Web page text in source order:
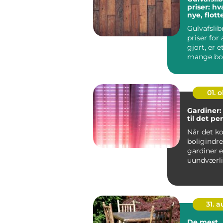
priser:
nye,
priser for
gjort, er
mange
01.
til det
Når det
gardiner
31.